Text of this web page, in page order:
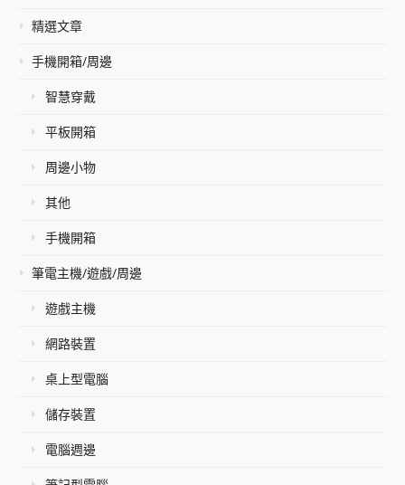
精選文章
手機開箱/周邊
智慧穿戴
平板開箱
周邊小物
其他
手機開箱
筆電主機/遊戲/周邊
遊戲主機
網路裝置
桌上型電腦
儲存裝置
電腦週邊